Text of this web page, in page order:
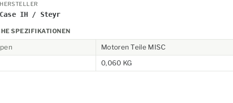
HERSTELLER
Case IH / Steyr
SPEZIFIKATIONEN
Motoren Teile MISC
0,060 KG